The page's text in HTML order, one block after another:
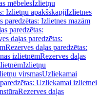
mēbelesIzlietņu
Izlietņu apakšskapjiIzlietnes
paredzētas: Izlietnes mazām
paredzētas:
daļas paredzētas:
Rezerves daļas paredzētas:
izlietnēmRezerves daļas
Izlietņu
virsmasUzliekamai
Uzliekamai izlietnei
Rezerves daļas